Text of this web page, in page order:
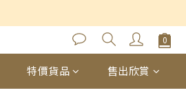
特價貨品 售出欣賞